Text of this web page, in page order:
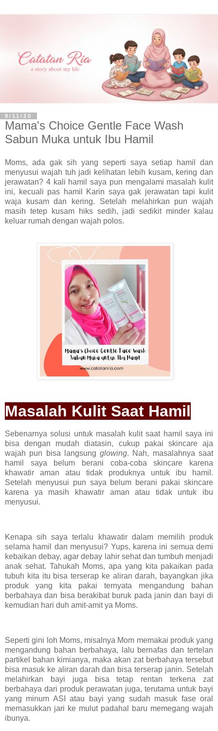
9/11/20
Mama's Choice Gentle Face Wash
Sabun Muka untuk Ibu Hamil
Moms, ada gak sih yang seperti saya setiap hamil dan
menyusui wajah tuh jadi kelihatan lebih kusam, kering dan
jerawatan? 4 kali hamil saya pun mengalami masalah kulit
ini, kecuali pas hamil Karin saya gak jerawatan tapi kulit
waja kusam dan kering. Setelah melahirkan pun wajah
masih tetep kusam hiks sedih, jadi sedikit minder kalau
keluar rumah dengan wajah polos.
Masalah Kulit Saat Hamil
Sebenarnya solusi untuk masalah kulit saat hamil saya ini
bisa dengan mudah diatasin, cukup pakai skincare aja
wajah pun bisa langsungglowing. Nah, masalahnya saat
hamil saya belum berani coba-coba skincare karena
khawatir aman atau tidak produknya untuk ibu hamil.
Setelah menyusui pun saya belum berani pakai skincare
karena ya masih khawatir aman atau tidak untuk ibu
menyusui.
Kenapa sih saya terlalu khawatir dalam memilih produk
selama hamil dan menyusui? Yups, karena ini semua demi
kebaikan debay, agar debay lahir sehat dan tumbuh menjadi
anak sehat. Tahukah Moms, apa yang kita pakaikan pada
tubuh kita itu bisa terserap ke aliran darah, bayangkan jika
produk yang kita pakai ternyata mengandung bahan
berbahaya dan bisa berakibat buruk pada janin dan bayi di
kemudian hari duh amit-amit ya Moms.
Seperti gini loh Moms, misalnya Mom memakai produk yang
mengandung bahan berbahaya, lalu bernafas dan tertelan
partikel bahan kimianya, maka akan zat berbahaya tersebut
bisa masuk ke aliran darah dan bisa terserap janin. Setelah
melahirkan bayi juga bisa tetap rentan terkena zat
berbahaya dari produk perawatan juga, terutama untuk bayi
yang minum ASI atau bayi yang sudah masuk fase oral
memasukkan jari ke mulut padahal baru memegang wajah
ibunya.